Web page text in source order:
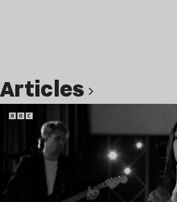
Articles